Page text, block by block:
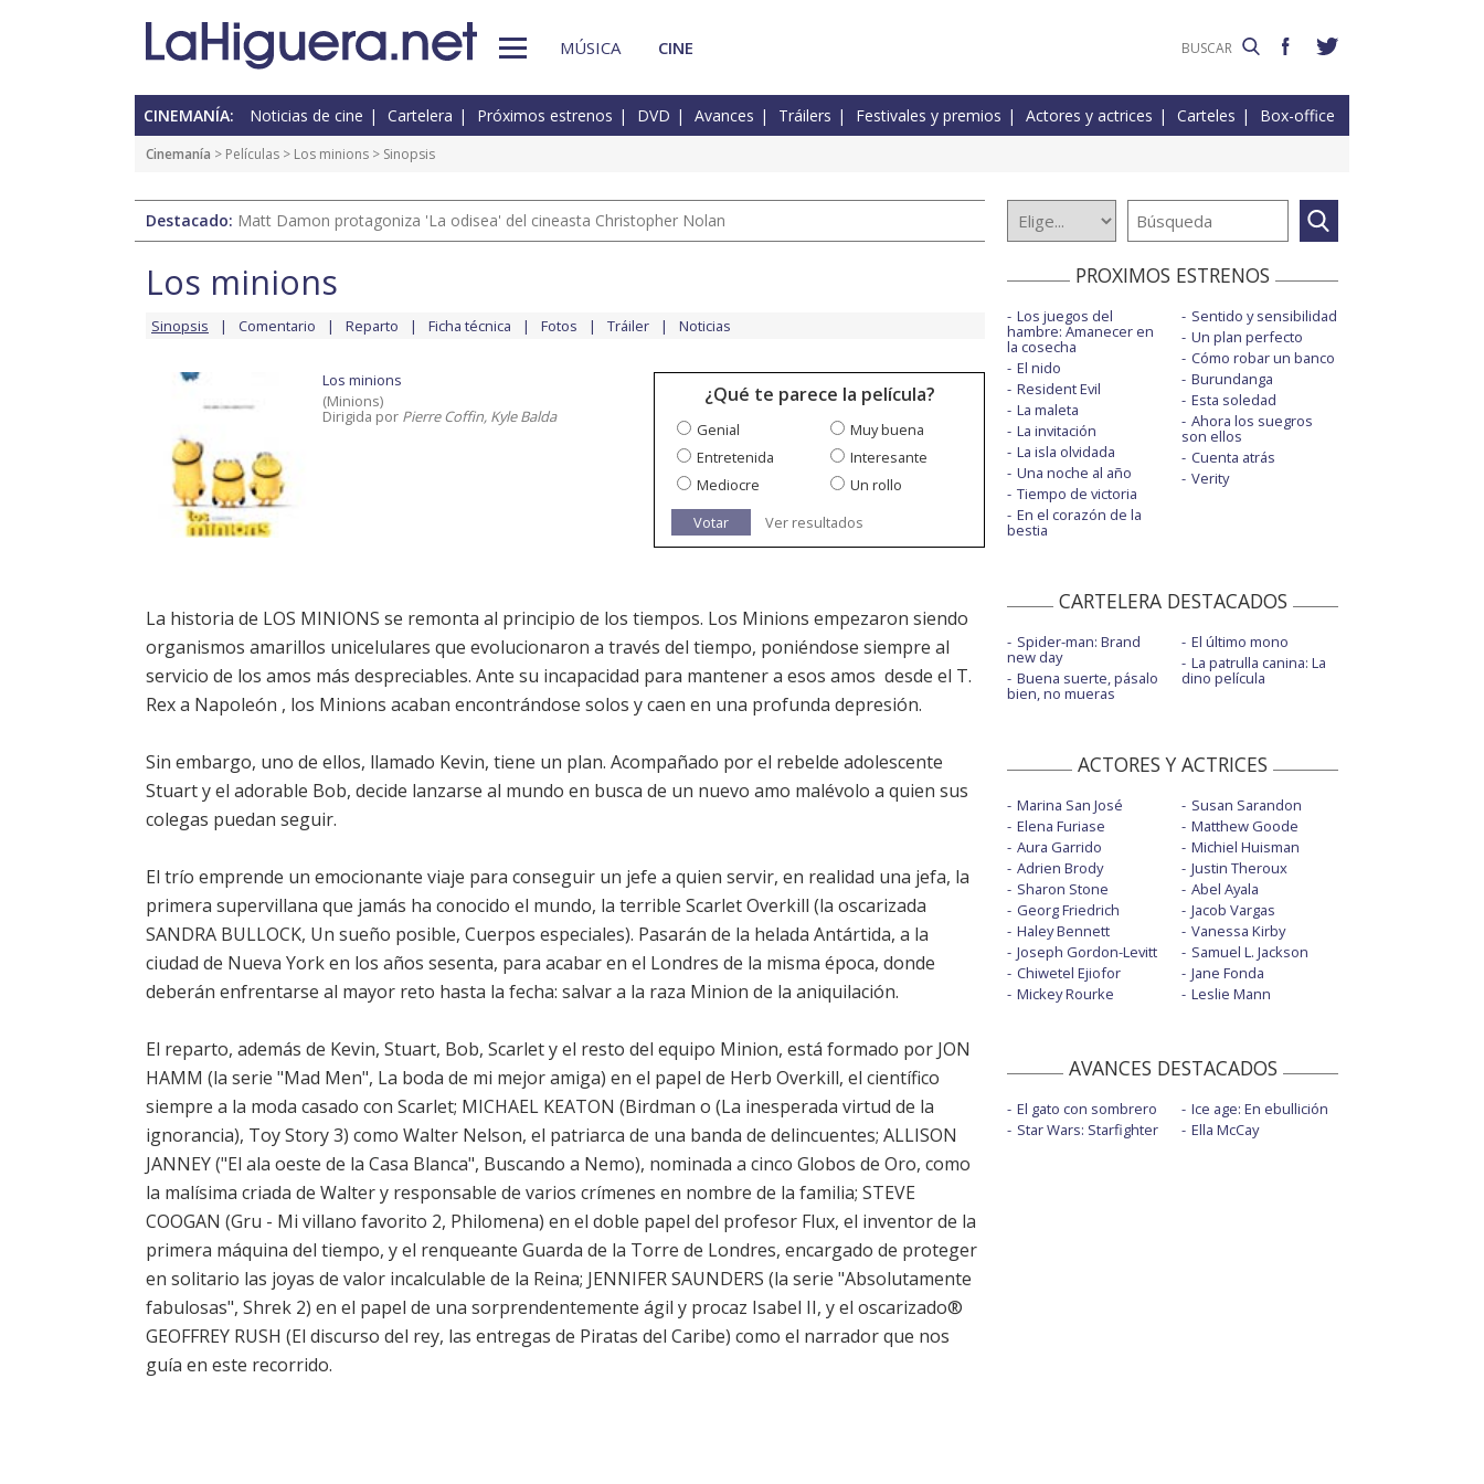
MÚSICA CINE
CINEMANÍA: Noticias de cine Cartelera Próximos estrenos DVD Avances Tráilers Festivales y premios Actores y actrices Carteles Box-office
Cinemanía > Películas > Los minions > Sinopsis
Destacado: Matt Damon protagoniza 'La odisea' del cineasta Christopher Nolan
Los minions
Sinopsis Comentario Reparto Ficha técnica Fotos Tráiler Noticias
Los minions
(Minions)
Dirigida por Pierre Coffin, Kyle Balda
¿Qué te parece la película?
Genial
Muy buena
Entretenida
Interesante
Mediocre
Un rollo
Votar
Ver resultados
La historia de LOS MINIONS se remonta al principio de los tiempos. Los Minions empezaron siendo
organismos amarillos unicelulares que evolucionaron a través del tiempo, poniéndose siempre al
servicio de los amos más despreciables. Ante su incapacidad para mantener a esos amos  desde el T.
Rex a Napoleón , los Minions acaban encontrándose solos y caen en una profunda depresión.
Sin embargo, uno de ellos, llamado Kevin, tiene un plan. Acompañado por el rebelde adolescente
Stuart y el adorable Bob, decide lanzarse al mundo en busca de un nuevo amo malévolo a quien sus
colegas puedan seguir.
El trío emprende un emocionante viaje para conseguir un jefe a quien servir, en realidad una jefa, la
primera supervillana que jamás ha conocido el mundo, la terrible Scarlet Overkill (la oscarizada
SANDRA BULLOCK, Un sueño posible, Cuerpos especiales). Pasarán de la helada Antártida, a la
ciudad de Nueva York en los años sesenta, para acabar en el Londres de la misma época, donde
deberán enfrentarse al mayor reto hasta la fecha: salvar a la raza Minion de la aniquilación.
El reparto, además de Kevin, Stuart, Bob, Scarlet y el resto del equipo Minion, está formado por JON
HAMM (la serie "Mad Men", La boda de mi mejor amiga) en el papel de Herb Overkill, el científico
siempre a la moda casado con Scarlet; MICHAEL KEATON (Birdman o (La inesperada virtud de la
ignorancia), Toy Story 3) como Walter Nelson, el patriarca de una banda de delincuentes; ALLISON
JANNEY ("El ala oeste de la Casa Blanca", Buscando a Nemo), nominada a cinco Globos de Oro, como
la malísima criada de Walter y responsable de varios crímenes en nombre de la familia; STEVE
COOGAN (Gru - Mi villano favorito 2, Philomena) en el doble papel del profesor Flux, el inventor de la
primera máquina del tiempo, y el renqueante Guarda de la Torre de Londres, encargado de proteger
en solitario las joyas de valor incalculable de la Reina; JENNIFER SAUNDERS (la serie "Absolutamente
fabulosas", Shrek 2) en el papel de una sorprendentemente ágil y procaz Isabel II, y el oscarizado®
GEOFFREY RUSH (El discurso del rey, las entregas de Piratas del Caribe) como el narrador que nos
guía en este recorrido.
PROXIMOS ESTRENOS
Los juegos del
hambre: Amanecer en
la cosecha
El nido
Resident Evil
La maleta
La invitación
La isla olvidada
Una noche al año
Tiempo de victoria
En el corazón de la
bestia
Sentido y sensibilidad
Un plan perfecto
Cómo robar un banco
Burundanga
Esta soledad
Ahora los suegros
son ellos
Cuenta atrás
Verity
CARTELERA DESTACADOS
Spider-man: Brand
new day
Buena suerte, pásalo
bien, no mueras
El último mono
La patrulla canina: La
dino película
ACTORES Y ACTRICES
Marina San José
Elena Furiase
Aura Garrido
Adrien Brody
Sharon Stone
Georg Friedrich
Haley Bennett
Joseph Gordon-Levitt
Chiwetel Ejiofor
Mickey Rourke
Susan Sarandon
Matthew Goode
Michiel Huisman
Justin Theroux
Abel Ayala
Jacob Vargas
Vanessa Kirby
Samuel L. Jackson
Jane Fonda
Leslie Mann
AVANCES DESTACADOS
El gato con sombrero
Star Wars: Starfighter
Ice age: En ebullición
Ella McCay